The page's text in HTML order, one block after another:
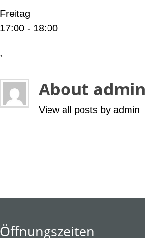
Freitag
17:00 - 18:00
,
About admin
View all posts by admin
Öffnungszeiten